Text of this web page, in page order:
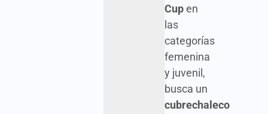
Cupen
las
categorías
femenina
y juvenil,
busca un
cubrechaleco